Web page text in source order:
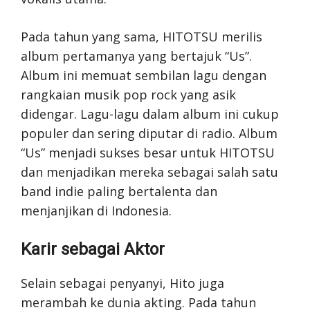
Pada tahun yang sama, HITOTSU merilis
album pertamanya yang bertajuk “Us”.
Album ini memuat sembilan lagu dengan
rangkaian musik pop rock yang asik
didengar. Lagu-lagu dalam album ini cukup
populer dan sering diputar di radio. Album
“Us” menjadi sukses besar untuk HITOTSU
dan menjadikan mereka sebagai salah satu
band indie paling bertalenta dan
menjanjikan di Indonesia.
Karir sebagai Aktor
Selain sebagai penyanyi, Hito juga
merambah ke dunia akting. Pada tahun